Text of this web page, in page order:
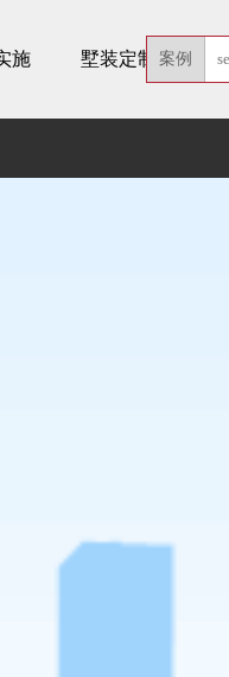
施 墅装定制 案例